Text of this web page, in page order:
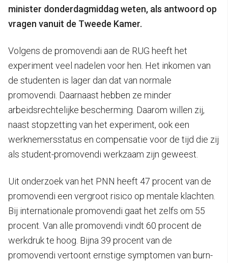
minister donderdagmiddag weten, als antwoord op
vragen vanuit de Tweede Kamer.
Volgens de promovendi aan de RUG heeft het
experiment veel nadelen voor hen. Het inkomen van
de studenten is lager dan dat van normale
promovendi. Daarnaast hebben ze minder
arbeidsrechtelijke bescherming. Daarom willen zij,
naast stopzetting van het experiment, ook een
werknemersstatus en compensatie voor de tijd die zij
als student-promovendi werkzaam zijn geweest.
Uit onderzoek van het PNN heeft 47 procent van de
promovendi een vergroot risico op mentale klachten.
Bij internationale promovendi gaat het zelfs om 55
procent. Van alle promovendi vindt 60 procent de
werkdruk te hoog. Bijna 39 procent van de
promovendi vertoont ernstige symptomen van burn-